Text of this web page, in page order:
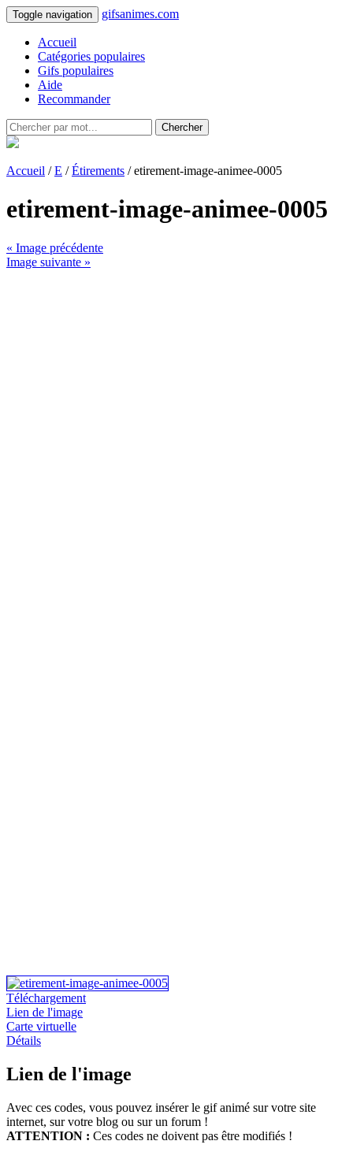
Toggle navigation gifsanimes.com
Accueil
Catégories populaires
Gifs populaires
Aide
Recommander
Chercher
Accueil /E /Étirements / etirement-image-animee-0005
etirement-image-animee-0005
« Image précédente
Image suivante »
Téléchargement
Lien de l'image
Carte virtuelle
Détails
Lien de l'image
Avec ces codes, vous pouvez insérer le gif animé sur votre site
internet, sur votre blog ou sur un forum !
ATTENTION : Ces codes ne doivent pas être modifiés !